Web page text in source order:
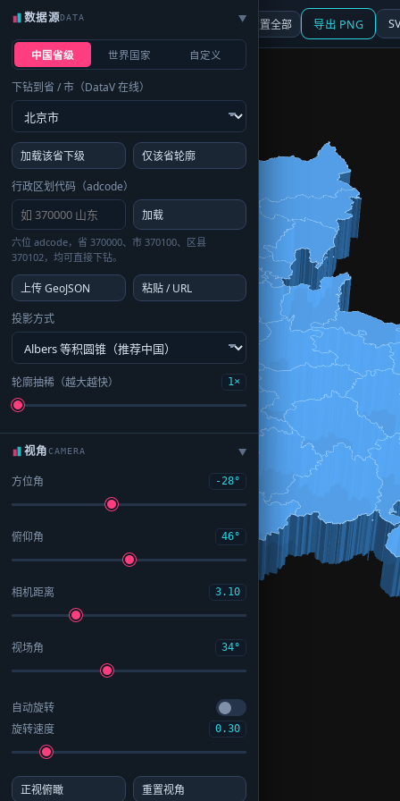
☰ 面板 地图 重置全部 导出 PNG
数据源DATA ▶
中国省级 世界国家 自定义
下钻到省 / 市（DataV 在线）
加载该省下级
仅该省轮廓
行政区划代码（adcode）
加载
六位 adcode，省 370000、市 370100、区县
370102，均可直接下钻。
上传 GeoJSON
粘贴 / URL
投影方式
轮廓抽稀（越大越快） 1×
视角CAMERA ▶
方位角 -28°
俯仰角 46°
相机距离 3.10
视场角 34°
自动旋转
旋转速度
0.30
正视俯瞰 重置视角